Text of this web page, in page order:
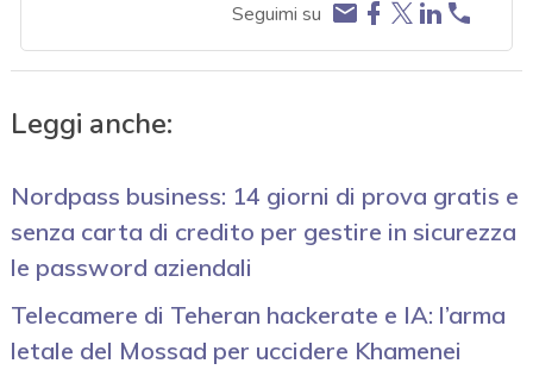
Seguimi su
Leggi anche:
Nordpass business: 14 giorni di prova gratis e
senza carta di credito per gestire in sicurezza
le password aziendali
Telecamere di Teheran hackerate e IA: l’arma
letale del Mossad per uccidere Khamenei